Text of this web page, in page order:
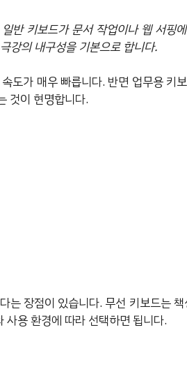
반 키보드가 문서 작업이나 웹 서핑
강의 내구성을 기본으로 합니다.
도가 매우 빠릅니다. 반면 업무용 키
것이 현명합니다.
는 장점이 있습니다. 무선 키보드는
용 환경에 따라 선택하면 됩니다.